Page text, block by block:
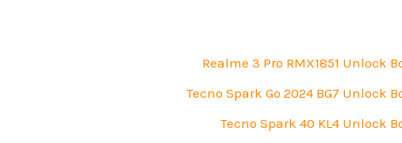
Realme 3 Pro RMX1851 Unlock
Tecno Spark Go 2024 BG7 Unlock
Tecno Spark 40 KL4 Unlock